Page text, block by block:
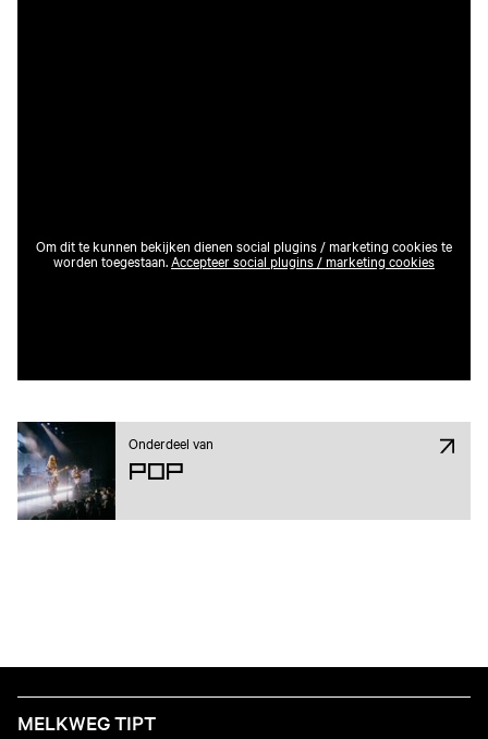
Om dit te kunnen bekijken dienen social plugins / marketing cookies te
worden toegestaan. Accepteer social plugins / marketing cookies
Onderdeel van
Pop
MELKWEG TIPT